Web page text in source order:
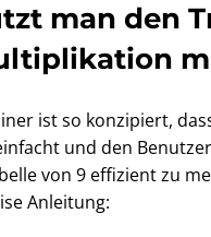
man den
ist so konzipiert,
und den
von 9 effizient zu
Anleitung: